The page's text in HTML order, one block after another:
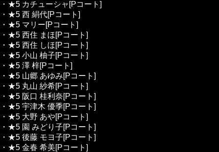
・★5 カチューシャ[Pコート]
・★5 西 絹代[Pコート]
・★5 マリー[Pコート]
・★5 西住 まほ[Pコート]
・★5 西住 しほ[Pコート]
・★5 小山 柚子[Pコート]
・★5 澤 梓[Pコート]
・★5 山郷 あゆみ[Pコート]
・★5 丸山 紗希[Pコート]
・★5 阪口 桂利奈[Pコート]
・★5 宇津木 優季[Pコート]
・★5 大野 あや[Pコート]
・★5 園 みどり子[Pコート]
・★5 後藤 モヨ子[Pコート]
・★5 金春 希美[Pコート]